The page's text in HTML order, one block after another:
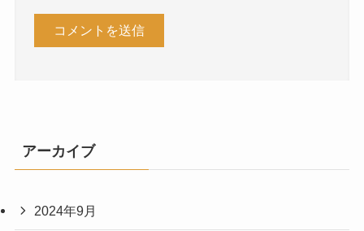
アーカイブ
2024年9月